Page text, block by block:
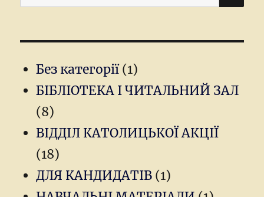
for:
Без категорії(1)
БІБЛІОТЕКА І ЧИТАЛЬНИЙ ЗАЛ
(8)
ВІДДІЛ КАТОЛИЦЬКОЇ АКЦІЇ
(18)
ДЛЯ КАНДИДАТІВ(1)